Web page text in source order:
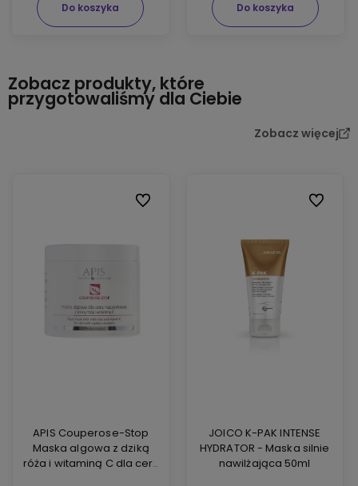
Do koszyka Do koszyka
Zobacz produkty, które
przygotowaliśmy dla Ciebie
Zobacz więcej
APIS Couperose-Stop
Maska algowa z dziką
róża i witaminą C dla cery
Do ulubionych
JOICO K-PAK INTENSE
HYDRATOR - Maska silnie
nawilżająca 50ml
Do